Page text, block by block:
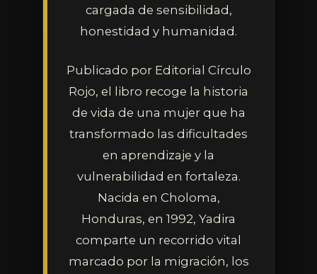
cargada de sensibilidad,
honestidad y humanidad.
Publicado por Editorial Círculo
Rojo, el libro recoge la historia
de vida de una mujer que ha
transformado las dificultades
en aprendizaje y la
vulnerabilidad en fortaleza.
Nacida en Choloma,
Honduras, en 1992, Yadira
comparte un recorrido vital
marcado por la migración, los